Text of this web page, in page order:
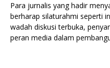
Para jurnalis yang hadir
berharap silaturahmi seperti
wadah diskusi terbuka,
peran media dalam